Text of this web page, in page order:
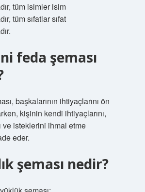
tüm isimler isim
tüm sıfatlar sıfat
feda şeması
başkalarının ihtiyaçlarını ön
kişinin kendi ihtiyaçlarını,
ve isteklerini ihmal etme
eder.
şeması nedir?